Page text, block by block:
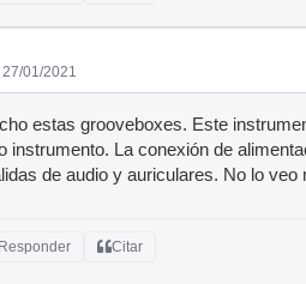
01/2021
estas grooveboxes. Este
instrumento. La conexión de
de audio y auriculares. No lo veo
Responder Citar